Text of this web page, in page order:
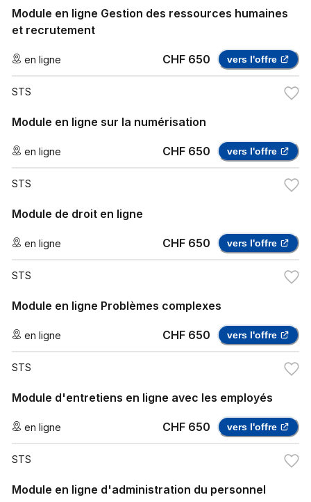
Module en ligne Gestion des ressources humaines
et recrutement
en ligne CHF 650 vers l'offre
STS
Module en ligne sur la numérisation
en ligne CHF 650 vers l'offre
STS
Module de droit en ligne
en ligne CHF 650 vers l'offre
STS
Module en ligne Problèmes complexes
en ligne CHF 650 vers l'offre
STS
Module d'entretiens en ligne avec les employés
en ligne CHF 650 vers l'offre
STS
Module en ligne d'administration du personnel